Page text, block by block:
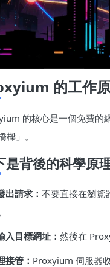
的工作原
的核心是一個免費的
樑」。
是背後的科學原
出請求： 不要直接在瀏覽
入目標網址： 然後在
接管： Proxyium 伺服器